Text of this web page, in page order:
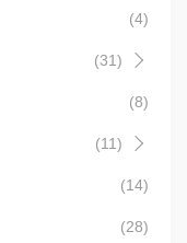
(4)
(31)
(8)
(11)
(14)
(28)